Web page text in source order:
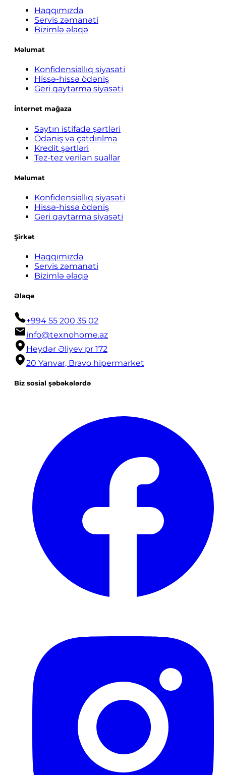
Haqqımızda
Servis zəmanəti
Bizimlə əlaqə
Məlumat
Konfidensiallıq siyasəti
Hissə-hissə ödəniş
Geri qaytarma siyasəti
İnternet mağaza
Saytın istifadə şərtləri
Ödəniş və çatdırılma
Kredit şərtləri
Tez-tez verilən suallar
Məlumat
Konfidensiallıq siyasəti
Hissə-hissə ödəniş
Geri qaytarma siyasəti
Şirkət
Haqqımızda
Servis zəmanəti
Bizimlə əlaqə
Əlaqə
+994 55 200 35 02
info@texnohome.az
Heydər Əliyev pr 172
20 Yanvar, Bravo hipermarket
Biz sosial şəbəkələrdə